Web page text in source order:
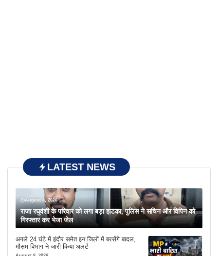
LATEST NEWS
August 8, 2026
राजा रघुवंशी के परिवार को लगा बड़ा झटका, पुलिस ने सचिन और विपिन को
गिरफ्तार कर भेजा जेल
अगले 24 घंटे में इंदौर समेत इन जिलों में बरसेंगे बादल,
मौसम विभाग ने जारी किया अलर्ट